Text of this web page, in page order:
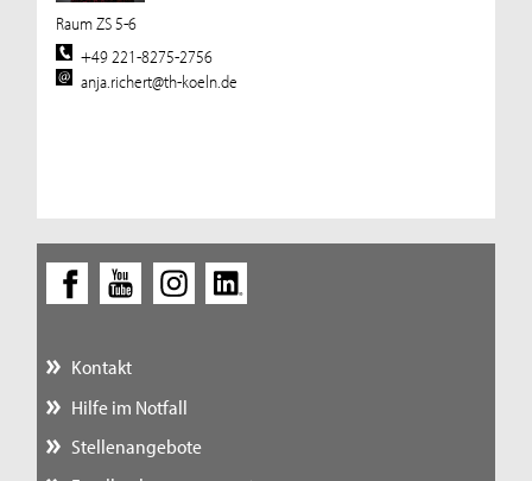
Raum ZS 5-6
+49 221-8275-2756
anja.richert@th-koeln.de
Kontakt
Hilfe im Notfall
Stellenangebote